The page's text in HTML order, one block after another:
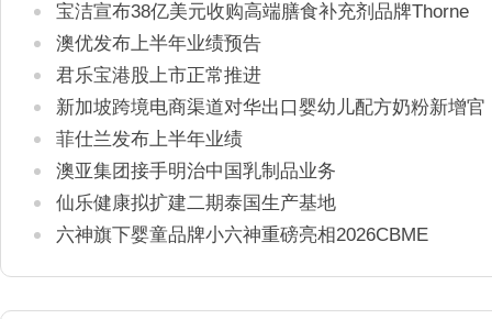
宝洁宣布38亿美元收购高端膳食补充剂品牌Thorne
澳优发布上半年业绩预告
君乐宝港股上市正常推进
新加坡跨境电商渠道对华出口婴幼儿配方奶粉新增官
方健康证书通关要求
菲仕兰发布上半年业绩
澳亚集团接手明治中国乳制品业务
仙乐健康拟扩建二期泰国生产基地
六神旗下婴童品牌小六神重磅亮相2026CBME